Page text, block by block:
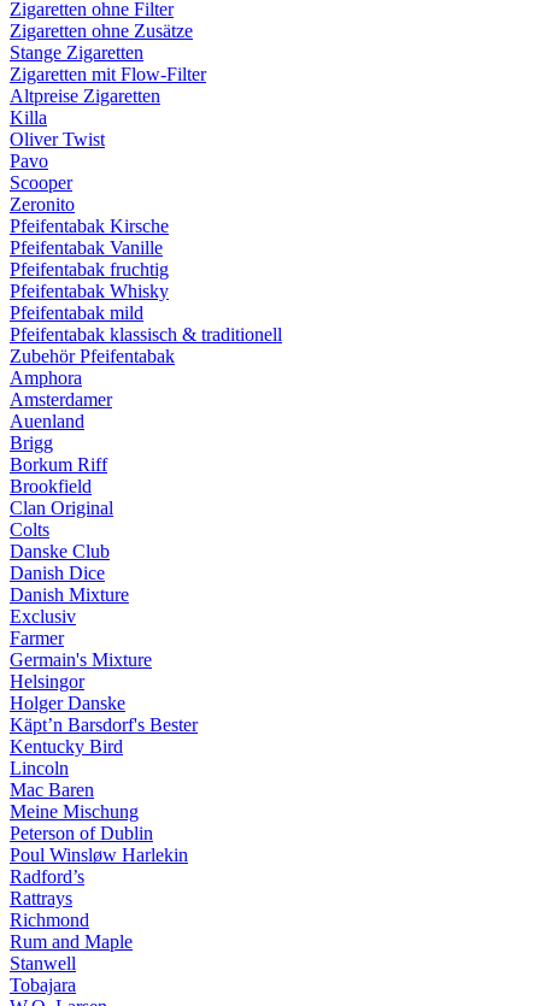
Zigaretten ohne Filter
Zigaretten ohne Zusätze
Stange Zigaretten
Zigaretten mit Flow-Filter
Altpreise Zigaretten
Killa
Oliver Twist
Pavo
Scooper
Zeronito
Pfeifentabak Kirsche
Pfeifentabak Vanille
Pfeifentabak fruchtig
Pfeifentabak Whisky
Pfeifentabak mild
Pfeifentabak klassisch & traditionell
Zubehör Pfeifentabak
Amphora
Amsterdamer
Auenland
Brigg
Borkum Riff
Brookfield
Clan Original
Colts
Danske Club
Danish Dice
Danish Mixture
Exclusiv
Farmer
Germain's Mixture
Helsingor
Holger Danske
Käpt’n Barsdorf's Bester
Kentucky Bird
Lincoln
Mac Baren
Meine Mischung
Peterson of Dublin
Poul Winsløw Harlekin
Radford’s
Rattrays
Richmond
Rum and Maple
Stanwell
Tobajara